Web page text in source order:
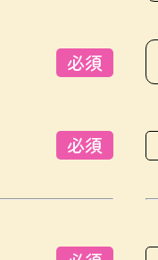
必須
必須